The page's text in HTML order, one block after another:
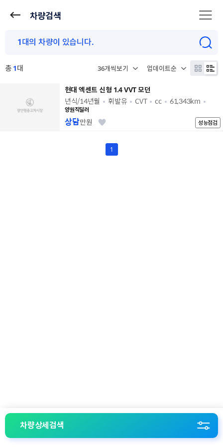
차량검색
차량상세검색
총 1대
현대 엑센트 신형 1.4 VVT 모던
년식/14년월 휘발유 CVT cc 61,343km
양원직딜러
성능점검
상담만원
1